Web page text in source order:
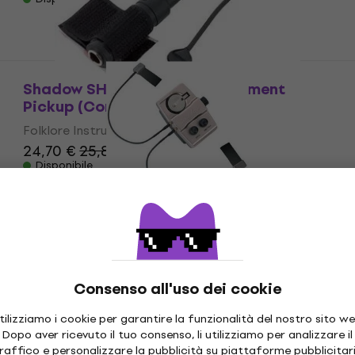
Consenso all'uso dei cookie
i cookie per garantire la funzionalità del nostro sito
Dopo aver ricevuto il tuo consenso, li utilizziamo per analizzare il
e personalizzare la pubblicità su piattaforme
Shadow SH-SV1 Folklore Instrument
Pickup (Come nuovo)
Folklore Instrument Pickup
24,70 €25,84 €
Disponibile
Shadow SH 955NFX Folklore Instrument
Folklore Instrument Pickup
Disponibile presso il fornitore
Shadow SH-330 Pickups Chitarra
Promozione